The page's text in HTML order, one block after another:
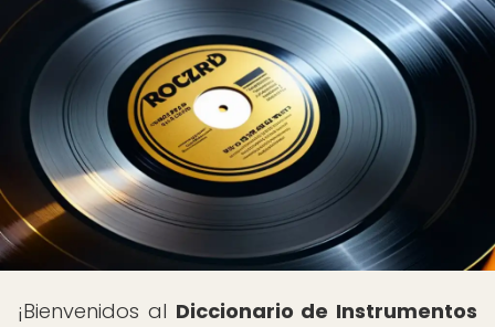
¡Bienvenidos al Diccionario de Instrumentos